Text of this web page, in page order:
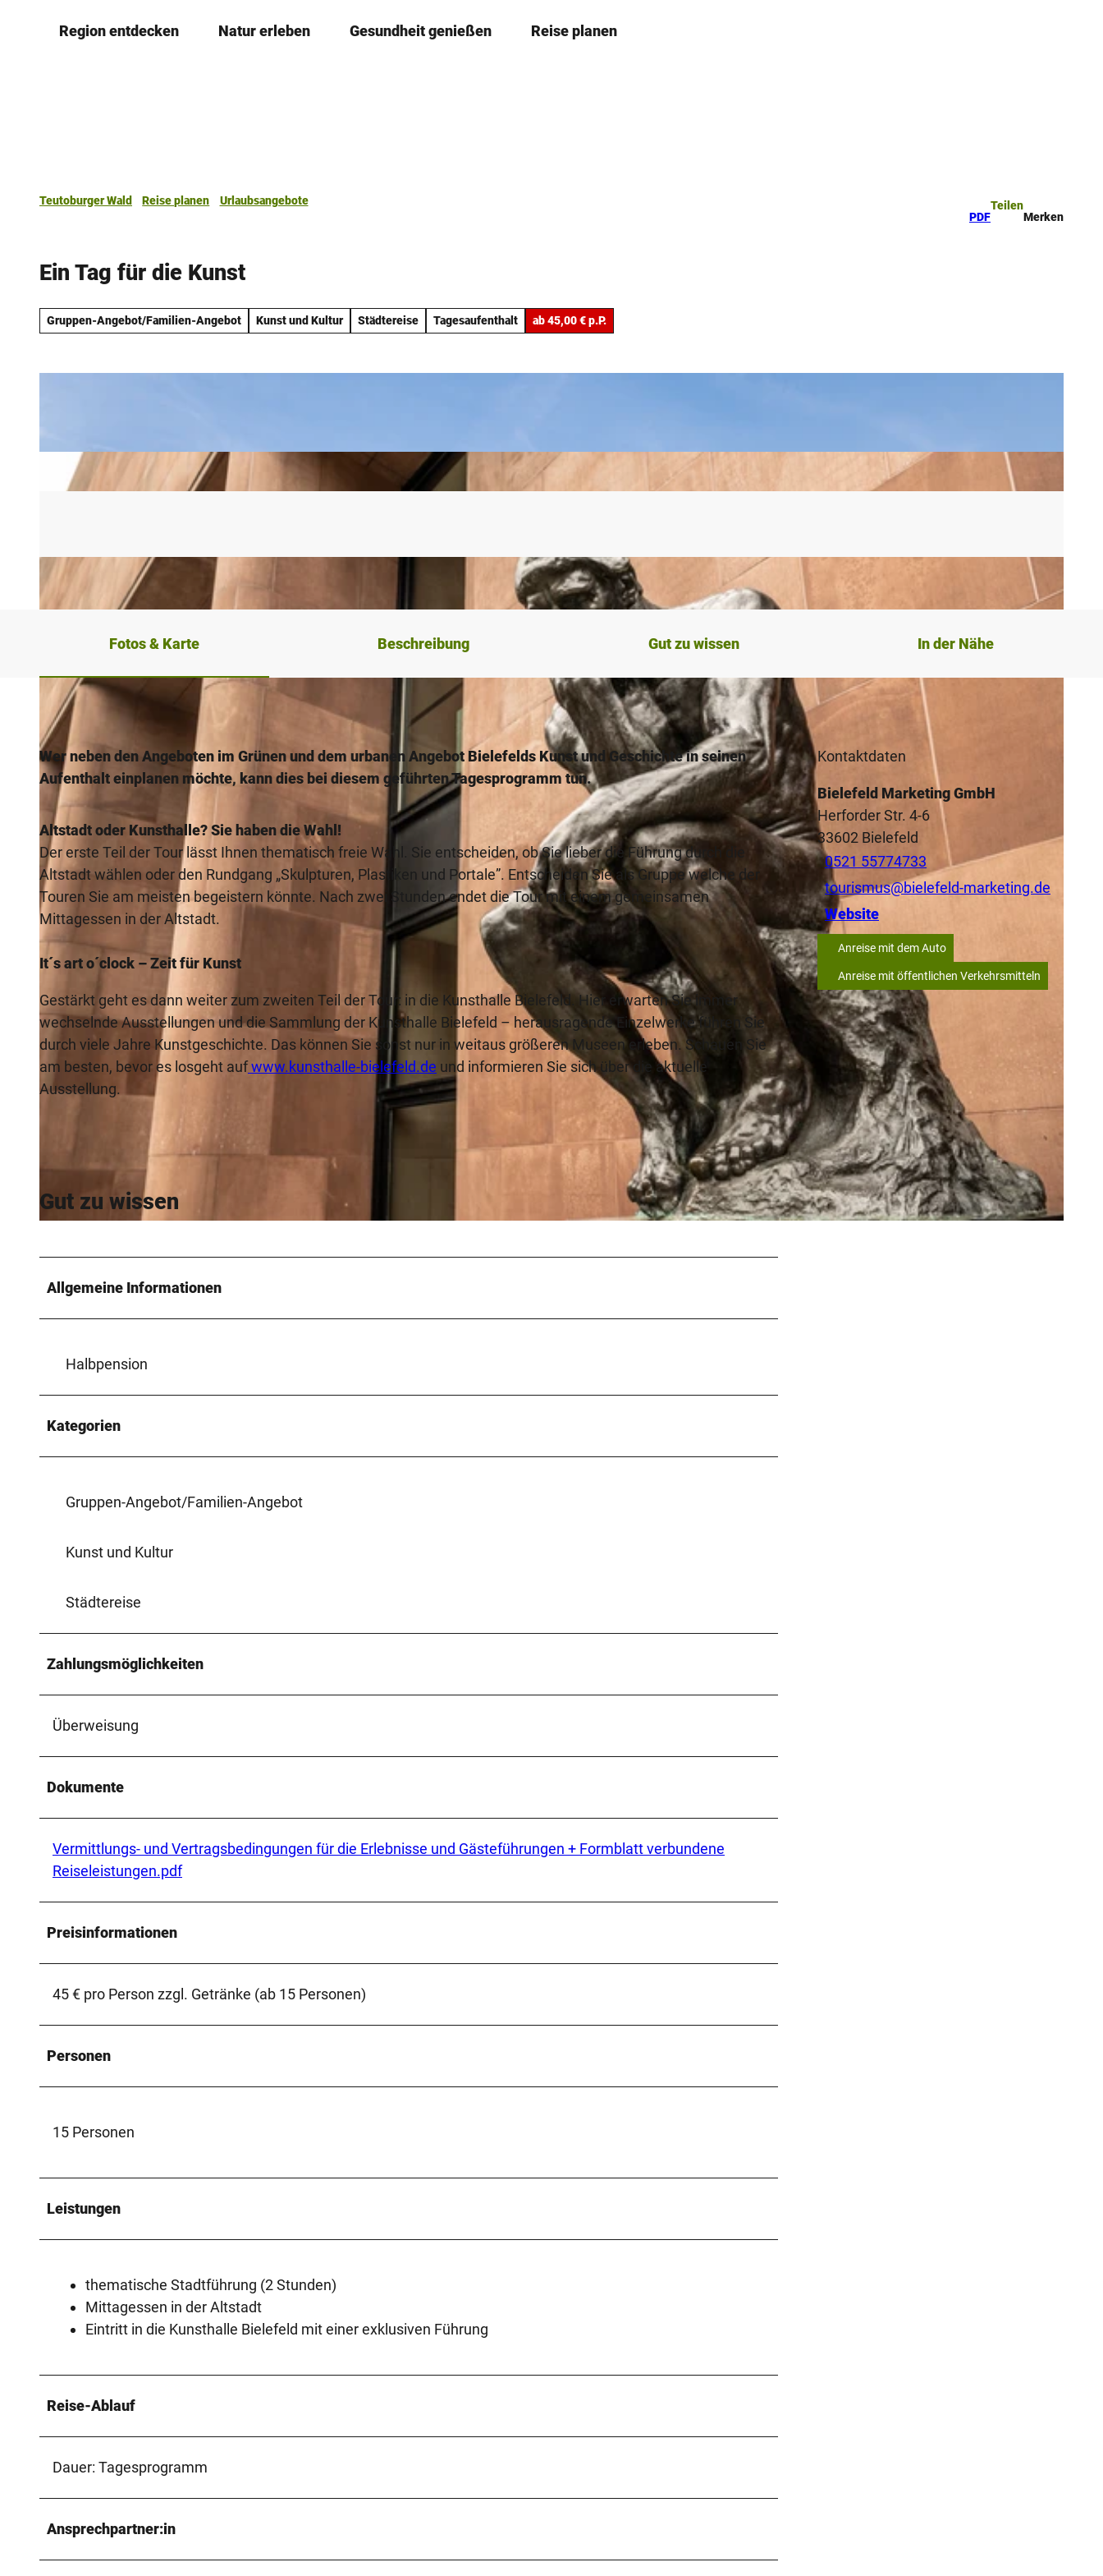
Region entdecken Natur erleben Gesundheit genießen Reise planen
Teutoburger Wald Reise planen
Urlaubsangebote
PDF
Teilen
Merken
Ein Tag für die Kunst
Gruppen-Angebot/Familien-Angebot Kunst und Kultur Städtereise Tagesaufenthalt ab 45,00 € p.P.
© Teutoburger Wald Tourismus, D. Ketz
Fotos & Karte Beschreibung Gut zu wissen In der Nähe
Wer neben den Angeboten im Grünen und dem urbanen Angebot Bielefelds Kunst und Geschichte in seinen
Aufenthalt einplanen möchte, kann dies bei diesem geführten Tagesprogramm tun.
Altstadt oder Kunsthalle? Sie haben die Wahl!
Der erste Teil der Tour lässt Ihnen thematisch freie Wahl. Sie entscheiden, ob Sie lieber die Führung durch die
Altstadt wählen oder den Rundgang „Skulpturen, Plastiken und Portale”. Entscheiden Sie als Gruppe welche der
Touren Sie am meisten begeistern könnte. Nach zwei Stunden endet die Tour mit einem gemeinsamen
Mittagessen in der Altstadt.
It´s art o´clock – Zeit für Kunst
Gestärkt geht es dann weiter zum zweiten Teil der Tour: in die Kunsthalle Bielefeld. Hier erwarten Sie immer
wechselnde Ausstellungen und die Sammlung der Kunsthalle Bielefeld – herausragende Einzelwerke führen Sie
durch viele Jahre Kunstgeschichte. Das können Sie sonst nur in weitaus größeren Museen erleben. Schauen Sie
am besten, bevor es losgeht aufwww.kunsthalle-bielefeld.de und informieren Sie sich über die aktuelle
Ausstellung.
Gut zu wissen
Allgemeine Informationen
Halbpension
Kategorien
Gruppen-Angebot/Familien-Angebot
Kunst und Kultur
Städtereise
Zahlungsmöglichkeiten
Überweisung
Dokumente
Vermittlungs- und Vertragsbedingungen für die Erlebnisse und Gästeführungen + Formblatt verbundene
Reiseleistungen.pdf
Preisinformationen
45 € pro Person zzgl. Getränke (ab 15 Personen)
Personen
15 Personen
Leistungen
thematische Stadtführung (2 Stunden)
Mittagessen in der Altstadt
Eintritt in die Kunsthalle Bielefeld mit einer exklusiven Führung
Reise-Ablauf
Dauer: Tagesprogramm
Ansprechpartner:in
Kontaktdaten
Bielefeld Marketing GmbH
Herforder Str. 4-6
33602 Bielefeld
0521 55774733
tourismus@bielefeld-marketing.de
Website
Anreise mit dem Auto
Anreise mit öffentlichen Verkehrsmitteln